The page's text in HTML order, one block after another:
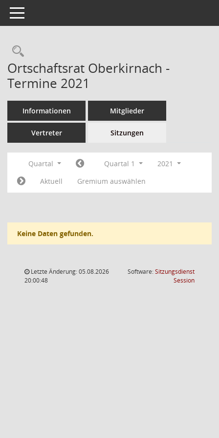
Toggle navigation
Ortschaftsrat Oberkirnach -
Termine 2021
Informationen Mitglieder
Vertreter Sitzungen
Quartal Quartal 1
2021
Aktuell
Gremium auswählen
Keine Daten gefunden.
Letzte Änderung: 05.08.2026
20:00:48
Software:Sitzungsdienst
Session(Wird in